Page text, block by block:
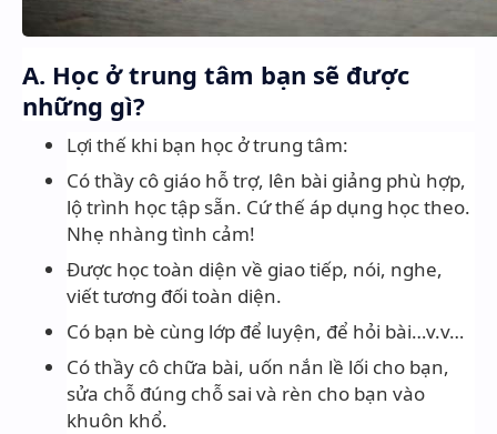
A. Học ở trung tâm bạn sẽ được
những gì?
Lợi thế khi bạn học ở trung tâm:
Có thầy cô giáo hỗ trợ, lên bài giảng phù hợp,
lộ trình học tập sẵn. Cứ thế áp dụng học theo.
Nhẹ nhàng tình cảm!
Được học toàn diện về giao tiếp, nói, nghe,
viết tương đối toàn diện.
Có bạn bè cùng lớp để luyện, để hỏi bài…v.v…
Có thầy cô chữa bài, uốn nắn lề lối cho bạn,
sửa chỗ đúng chỗ sai và rèn cho bạn vào
khuôn khổ.